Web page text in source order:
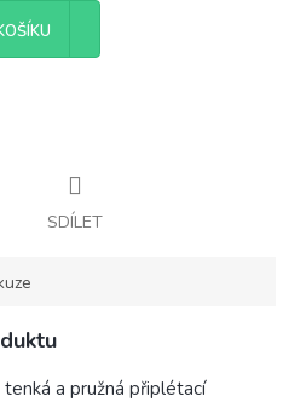
SDÍLET
tenká a pružná připlétací